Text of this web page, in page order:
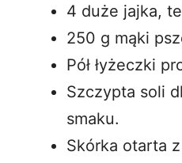
4 duże jajka,
250 g mąki
Pół łyżeczki
Szczypta soli
smaku.
Skórka otarta